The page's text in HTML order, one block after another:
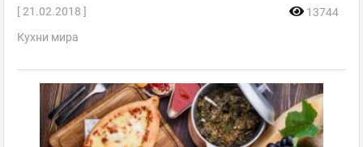
[ 21.02.2018 ]
13744
Кухни мира